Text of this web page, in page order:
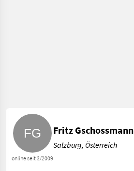
online seit 3/2009
Fritz Gschossmann
Salzburg, Österreich